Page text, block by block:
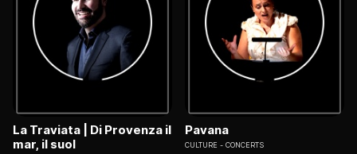
La Traviata | Di Provenza il
mar, il suol
Pavana
CULTURE CONCERTS